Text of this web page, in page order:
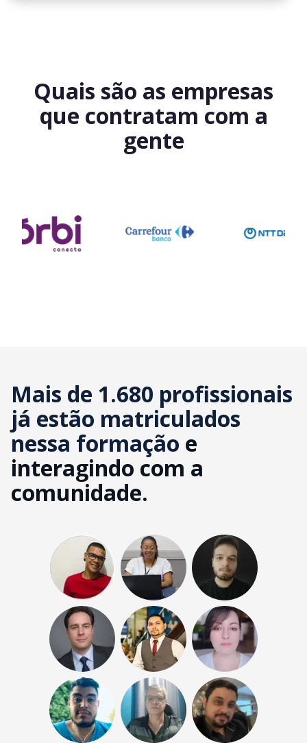
Quais são as empresas
que contratam com a
gente
Mais de 1.680 profissionais
já estão matriculados
nessa formação e
interagindo com a
comunidade.